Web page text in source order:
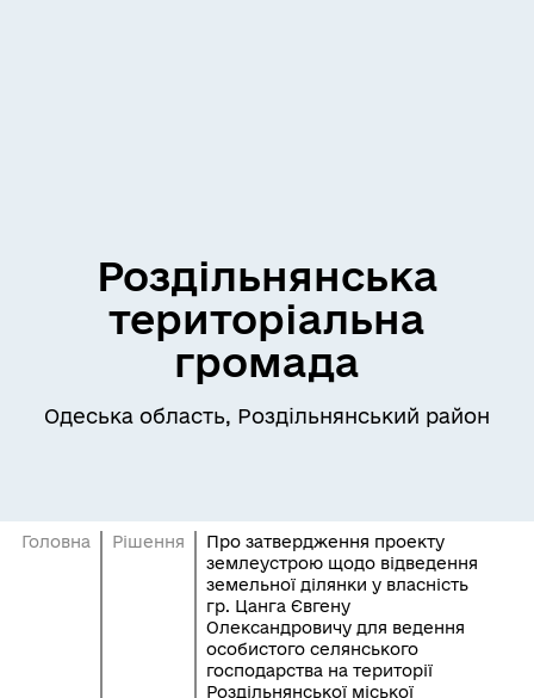
Роздільнянська
територіальна
громада
Одеська область, Роздільнянський район
Головна Рішення
Про затвердження проекту
землеустрою щодо відведення
земельної ділянки у власність
гр. Цанга Євгену
Олександровичу для ведення
особистого селянського
господарства на території
Роздільнянської міської